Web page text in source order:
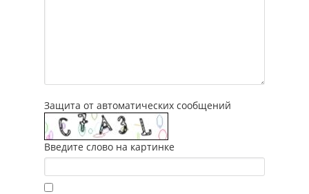
Защита от автоматических сообщений
Введите слово на картинке